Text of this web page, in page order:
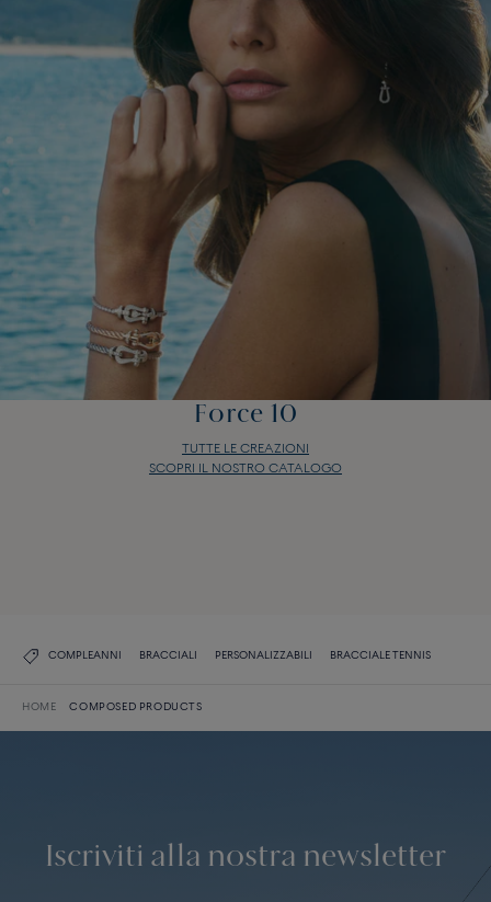
Force 10
TUTTE LE CREAZIONI
SCOPRI IL NOSTRO CATALOGO
COMPLEANNI BRACCIALI PERSONALIZZABILI BRACCIALE TENNIS
HOME COMPOSED PRODUCTS
Iscriviti alla nostra newsletter